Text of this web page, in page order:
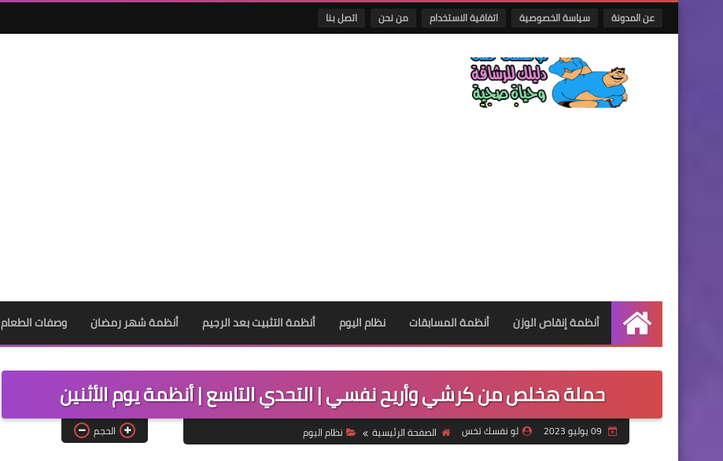
عن المدونة سياسة الخصوصية اتفاقية الاستخدام من نحن اتصل بنا
الرئيسية
أنظمة إنقاص الوزن أنظمة المسابقات نظام اليوم أنظمة التثبيت بعد الرجيم أنظمة شهر رمضان وصفات الطعام
حملة هخلص من كرشي وأريح نفسي | التحدي التاسع | أنظمة يوم الأثنين
لو نفسك تخس الصفحة الرئيسية نظام اليوم الحجم